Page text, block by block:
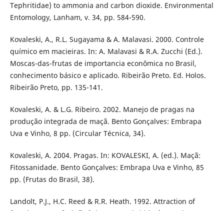
Tephritidae) to ammonia and carbon dioxide. Environmental
Entomology, Lanham, v. 34, pp. 584-590.
Kovaleski, A., R.L. Sugayama & A. Malavasi. 2000. Controle
químico em macieiras. In: A. Malavasi & R.A. Zucchi (Ed.).
Moscas-das-frutas de importancia econômica no Brasil,
conhecimento básico e aplicado. Ribeirão Preto. Ed. Holos.
Ribeirão Preto, pp. 135-141.
Kovaleski, A. & L.G. Ribeiro. 2002. Manejo de pragas na
produção integrada de maçã. Bento Gonçalves: Embrapa
Uva e Vinho, 8 pp. (Circular Técnica, 34).
Kovaleski, A. 2004. Pragas. In: KOVALESKI, A. (ed.). Maçã:
Fitossanidade. Bento Gonçalves: Embrapa Uva e Vinho, 85
pp. (Frutas do Brasil, 38).
Landolt, P.J., H.C. Reed & R.R. Heath. 1992. Attraction of